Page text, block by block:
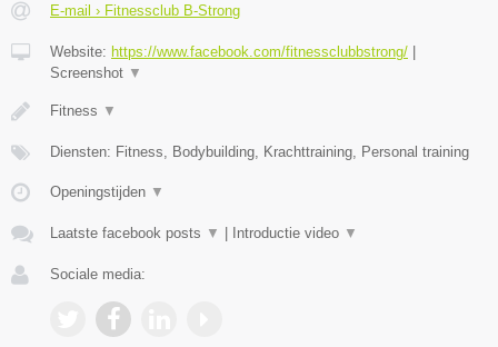
E-mail › Fitnessclub B-Strong
Website: https://www.facebook.com/fitnessclubbstrong/ |
Screenshot ▼
Fitness ▼
Diensten: Fitness, Bodybuilding, Krachttraining, Personal training
Openingstijden ▼
Laatste facebook posts ▼ | Introductie video ▼
Sociale media: